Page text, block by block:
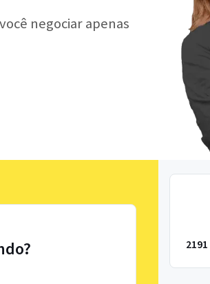
negociar apenas
2191